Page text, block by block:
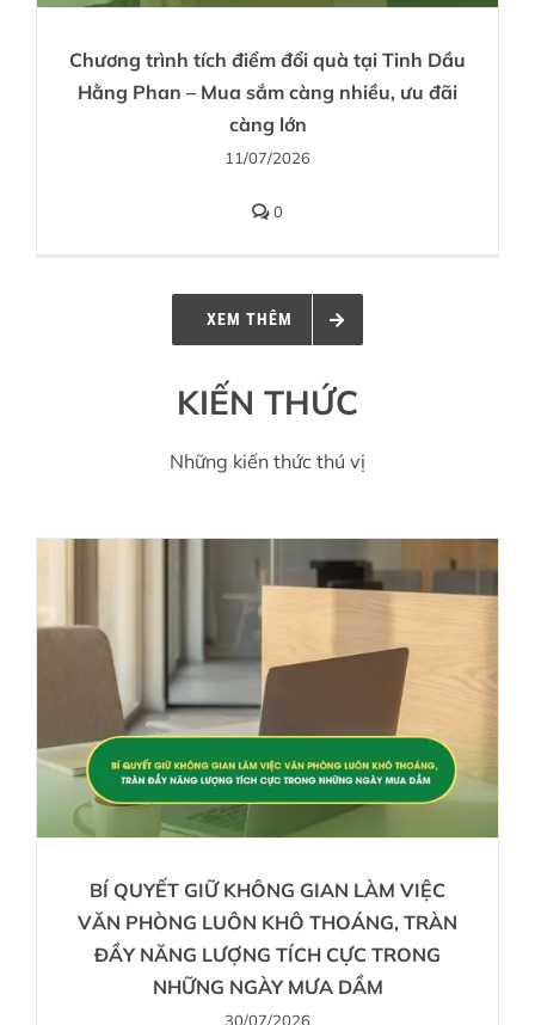
Chương trình tích điểm đổi quà tại Tinh Dầu
Hằng Phan – Mua sắm càng nhiều, ưu đãi
càng lớn
11/07/2026
0
XEM THÊM
KIẾN THỨC
Những kiến thức thú vị
BÍ QUYẾT GIỮ KHÔNG GIAN LÀM VIỆC
VĂN PHÒNG LUÔN KHÔ THOÁNG, TRÀN
ĐẦY NĂNG LƯỢNG TÍCH CỰC TRONG
NHỮNG NGÀY MƯA DẦM
30/07/2026